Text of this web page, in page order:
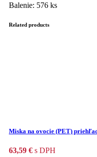
Balenie: 576 ks
Related products
Miska na ovocie (PET)
63,59 € s DPH